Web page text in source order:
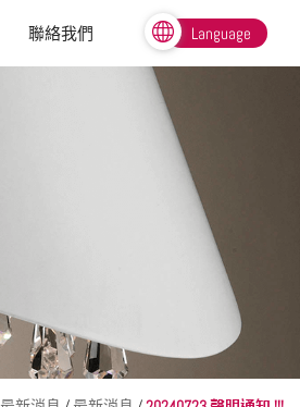
聯絡我們
Language
繁體中文